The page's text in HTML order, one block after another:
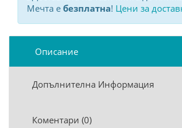
Мечта е безплатна! Цени за
Описание
Допълнителна Информация
Коментари (0)